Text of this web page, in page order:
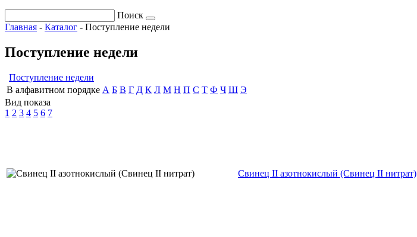
Поиск
Главная - Каталог - Поступление недели
Поступление недели
Поступление недели
В алфавитном порядке А Б В Г Д К Л М Н П С Т Ф Ч Ш Э
Вид показа
1 2 3 4 5 6 7
Свинец II азотнокислый (Свинец II нитрат)